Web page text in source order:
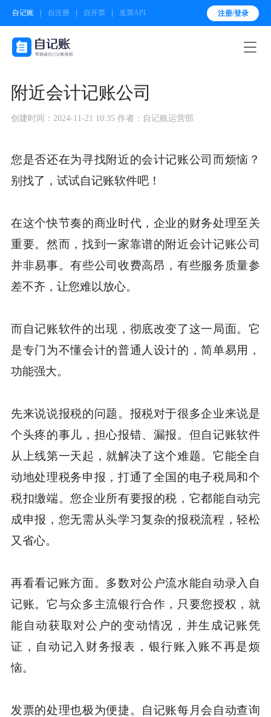
自记账 自注册 自开票 发票API 注册/登录

附近会计记账公司
创建时间：2024-11-21 10:35 作者：自记账运营部
您是否还在为寻找附近的会计记账公司而烦恼？
别找了，试试自记账软件吧！
在这个快节奏的商业时代，企业的财务处理至关
重要。然而，找到一家靠谱的附近会计记账公司
并非易事。有些公司收费高昂，有些服务质量参
差不齐，让您难以放心。
而自记账软件的出现，彻底改变了这一局面。它
是专门为不懂会计的普通人设计的，简单易用，
功能强大。
先来说说报税的问题。报税对于很多企业来说是
个头疼的事儿，担心报错、漏报。但自记账软件
从上线第一天起，就解决了这个难题。它能全自
动地处理税务申报，打通了全国的电子税局和个
税扣缴端。您企业所有要报的税，它都能自动完
成申报，您无需从头学习复杂的报税流程，轻松
又省心。
再看看记账方面。多数对公户流水能自动录入自
记账。它与众多主流银行合作，只要您授权，就
能自动获取对公户的变动情况，并生成记账凭
证，自动记入财务报表，银行账入账不再是烦
恼。
发票的处理也极为便捷。自记账每月会自动查询